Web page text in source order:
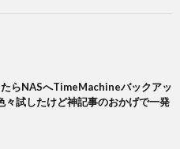
らNASへTimeMachineバックアッ
々試したけど神記事のおかげで一発